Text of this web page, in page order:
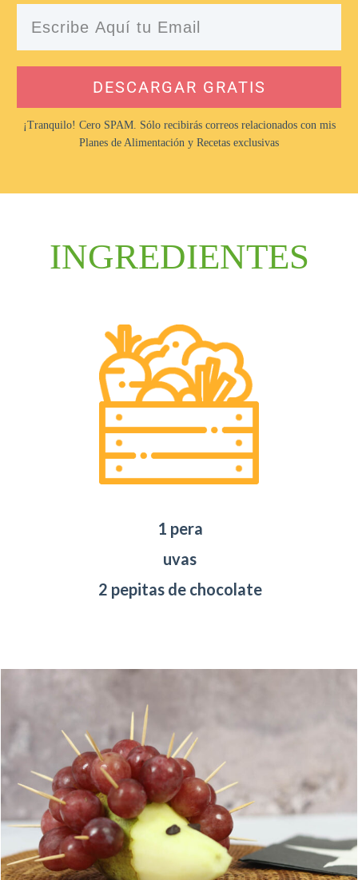
DESCARGAR GRATIS
¡Tranquilo! Cero SPAM. Sólo recibirás correos relacionados con mis
Planes de Alimentación y Recetas exclusivas
INGREDIENTES
1 pera
uvas
2 pepitas de chocolate